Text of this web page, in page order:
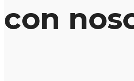
con